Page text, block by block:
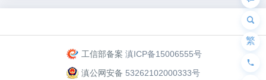
工信部备案 滇ICP备15006555号
滇公网安备 53262102000333号
繁